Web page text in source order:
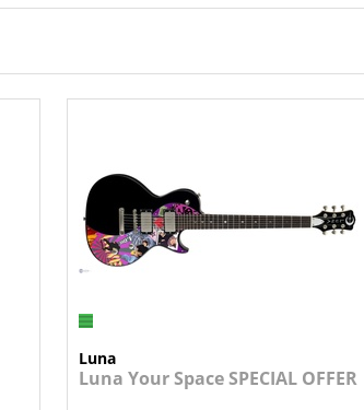
Luna
Luna Your Space SPECIAL OFFER